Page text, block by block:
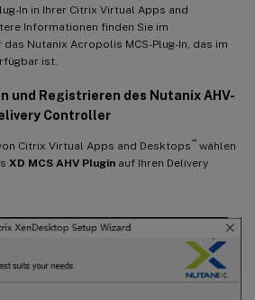
In in Ihrer Citrix Virtual Apps and
Informationen finden Sie im
Nutanix Acropolis MCS-Plug-In, das im
ist.
und Registrieren des Nutanix AHV-
Controller
Citrix Virtual Apps and Desktops ™ wählen
XD MCS AHV Plugin auf Ihren Delivery